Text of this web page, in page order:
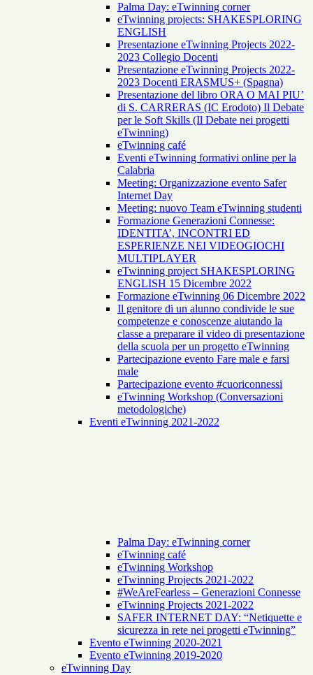
Palma Day: eTwinning corner
eTwinning projects: SHAKESPLORING
ENGLISH
Presentazione eTwinning Projects 2022-
2023 Collegio Docenti
Presentazione eTwinning Projects 2022-
2023 Docenti ERASMUS+ (Spagna)
Presentazione del libro ORA O MAI PIU’
di S. CARRERAS (IC Erodoto) Il Debate
per le Soft Skills (Il Debate nei progetti
eTwinning)
eTwinning café
Eventi eTwinning formativi online per la
Calabria
Meeting: Organizzazione evento Safer
Internet Day
Meeting: nuovo Team eTwinning studenti
Formazione Generazioni Connesse:
IDENTITA’, INCONTRI ED
ESPERIENZE NEI VIDEOGIOCHI
MULTIPLAYER
eTwinning project SHAKESPLORING
ENGLISH 15 Dicembre 2022
Formazione eTwinning 06 Dicembre 2022
Il genitore di un alunno condivide le sue
competenze e conoscenze aiutando la
classe a preparare il video di presentazione
della scuola per un progetto eTwinning
Partecipazione evento Fare male e farsi
male
Partecipazione evento #cuoriconnessi
eTwinning Workshop (Conversazioni
metodologiche)
Eventi eTwinning 2021-2022
Palma Day: eTwinning corner
eTwinning café
eTwinning Workshop
eTwinning Projects 2021-2022
#WeAreFearless – Generazioni Connesse
eTwinning Projects 2021-2022
SAFER INTERNET DAY: “Netiquette e
sicurezza in rete nei progetti eTwinning”
Evento eTwinning 2020-2021
Evento eTwinning 2019-2020
eTwinning Day